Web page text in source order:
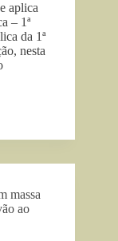
aplica
– 1ª
da 1ª
nesta
massa
ao